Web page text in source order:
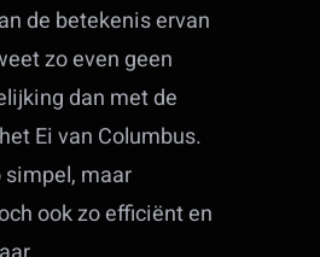
de betekenis ervan
zo even geen
dan met de
Ei van Columbus.
simpel, maar
ook zo efficiënt en